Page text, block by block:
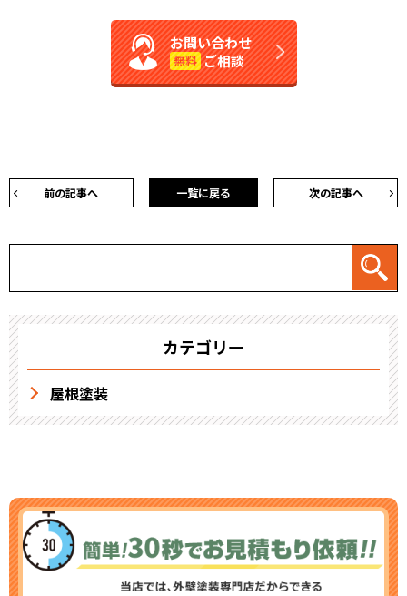
お問い合わせ
無料 ご相談
前の記事へ 次の記事へ
一覧に戻る
カテゴリー
屋根塗装